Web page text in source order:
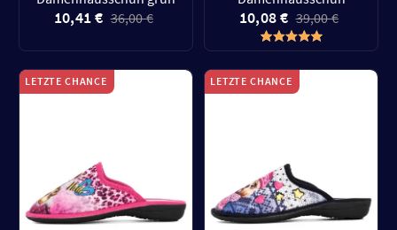
10,41 € 36,00 € 10,08 € 39,00 €
LETZTE CHANCE LETZTE CHANCE